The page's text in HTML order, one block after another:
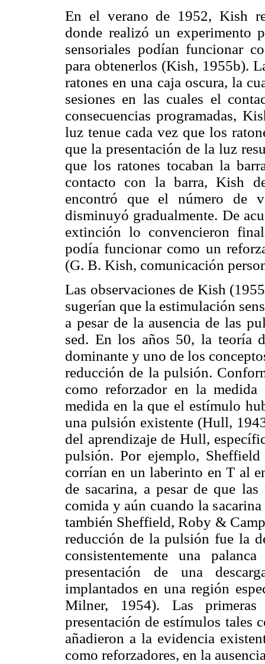
En el verano de 1952, Kish
donde realizó un experimento
sensoriales podían funcionar
para obtenerlos (Kish, 1955b).
ratones en una caja oscura, la
sesiones en las cuales el
consecuencias programadas,
luz tenue cada vez que los
que la presentación de la luz
que los ratones tocaban la
contacto con la barra, Kish
encontró que el número de
disminuyó gradualmente. De
extinción lo convencieron
podía funcionar como un
(G. B. Kish, comunicación
Las observaciones de Kish
sugerían que la estimulación
a pesar de la ausencia de las
sed. En los años 50, la teoría
dominante y uno de los
reducción de la pulsión.
como reforzador en la
medida en la que el estímulo
una pulsión existente (Hull,
del aprendizaje de Hull,
pulsión. Por ejemplo,
corrían en un laberinto en T al
de sacarina, a pesar de que
comida y aún cuando la
también Sheffield, Roby &
reducción de la pulsión fue la
consistentemente una
presentación de una
implantados en una región
Milner, 1954). Las
presentación de estímulos tales
añadieron a la evidencia
como reforzadores, en la